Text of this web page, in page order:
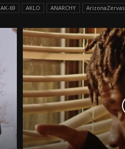
AK-69 AKLO ANARCHY ArizonaZervas